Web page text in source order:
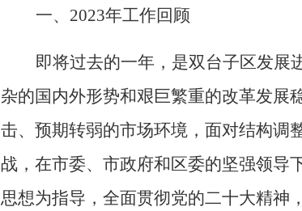
一、 2023年工作回顾
即将过去的一年，是双台子区发展
杂的国内外形势和艰巨繁重的改革发展
击、预期转弱的市场环境，面对结构调
战， 在市委、市政府和区委的坚强领导
思想为指导，全面贯彻党的二十大精神